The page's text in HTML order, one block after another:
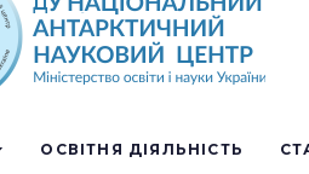
ОСВІТНЯ ДІЯЛЬНІСТЬ